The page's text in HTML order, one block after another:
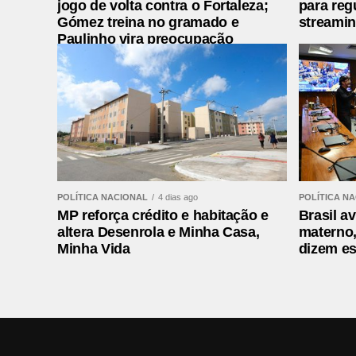
jogo de volta contra o Fortaleza;
Gómez treina no gramado e
Paulinho vira preocupação
para
POLÍTICA NACIONAL 4 dias ago
MP reforça crédito e habitação e
altera Desenrola e Minha Casa,
Minha Vida
POLÍTICA
Brasil
dizem